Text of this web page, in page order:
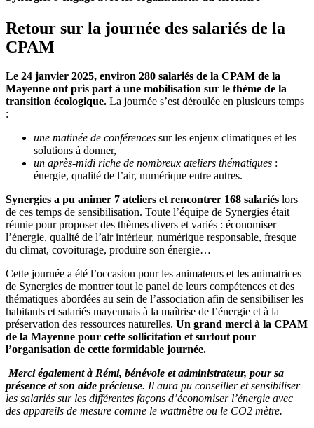
Retour sur la journée des salariés de la
CPAM
Le 24 janvier 2025, environ 280 salariés de la CPAM de la
Mayenne ont pris part à une mobilisation sur le thème de la
transition écologique. La journée s’est déroulée en plusieurs temps
:
une matinée de conférences sur les enjeux climatiques et les
solutions à donner,
un après-midi riche de nombreux ateliers thématiques :
énergie, qualité de l’air, numérique entre autres.
Synergies a pu animer 7 ateliers et rencontrer 168 salariés lors
de ces temps de sensibilisation. Toute l’équipe de Synergies était
réunie pour proposer des thèmes divers et variés : économiser
l’énergie, qualité de l’air intérieur, numérique responsable, fresque
du climat, covoiturage, produire son énergie…
Cette journée a été l’occasion pour les animateurs et les animatrices
de Synergies de montrer tout le panel de leurs compétences et des
thématiques abordées au sein de l’association afin de sensibiliser les
habitants et salariés mayennais à la maîtrise de l’énergie et à la
préservation des ressources naturelles. Un grand merci à la CPAM
de la Mayenne pour cette sollicitation et surtout pour
l’organisation de cette formidable journée.
Merci également à Rémi, bénévole et administrateur, pour sa
présence et son aide précieuse. Il aura pu conseiller et sensibiliser
les salariés sur les différentes façons d’économiser l’énergie avec
des appareils de mesure comme le wattmètre ou le CO2 mètre.